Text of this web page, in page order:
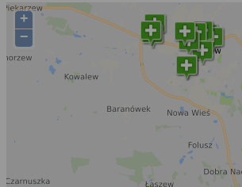
+
−